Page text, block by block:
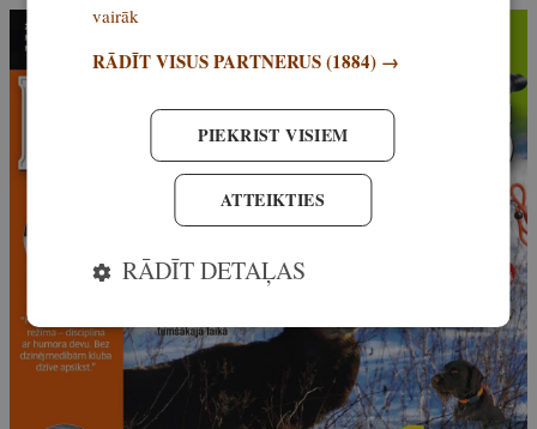
vairāk
RĀDĪT VISUS PARTNERUS(1884) →
PIEKRIST VISIEM
ATTEIKTIES
RĀDĪT DETAĻAS